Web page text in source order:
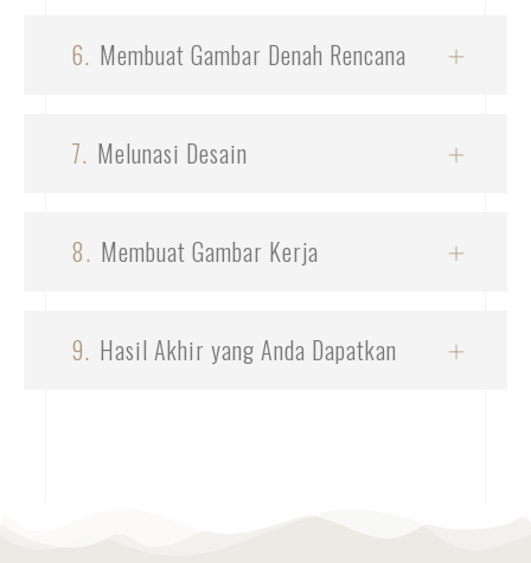
6. Membuat Gambar Denah Rencana
7. Melunasi Desain
8. Membuat Gambar Kerja
9. Hasil Akhir yang Anda Dapatkan